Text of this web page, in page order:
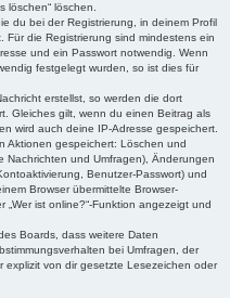
löschen“ löschen.
du bei der Registrierung, in deinem Profil
die Registrierung sind mindestens ein
und ein Passwort notwendig. Wenn
festgelegt wurden, so ist dies für
erstellst, so werden die dort
Gleiches gilt, wenn du einen Beitrag als
wird auch deine IP-Adresse gespeichert.
Aktionen gespeichert: Löschen und
Nachrichten und Umfragen), Änderungen
Benutzer-Passwort) und
Browser übermittelte Browser-
ist online?“-Funktion angezeigt und
Boards, dass weitere Daten
bei Umfragen, der
von dir gesetzte Lesezeichen oder